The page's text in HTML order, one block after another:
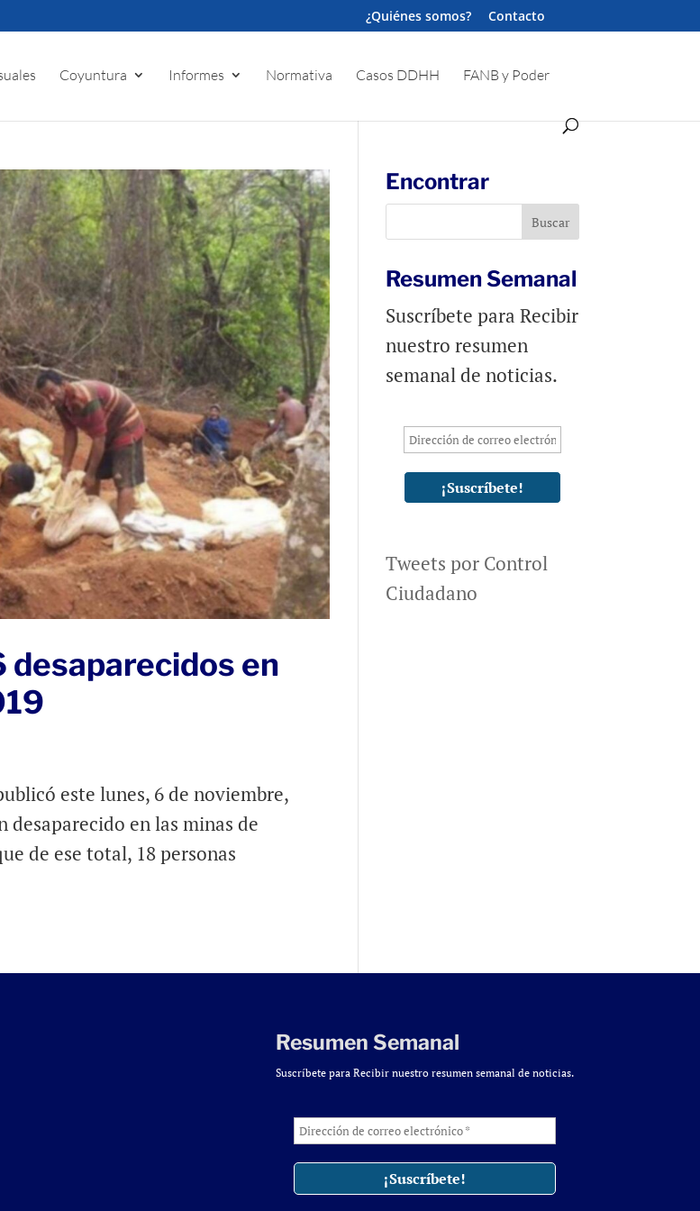
¿Quiénes somos? Contacto
Coyuntura Informes Normativa Casos DDHH FANB y Poder
desaparecidos en
este lunes, 6 de noviembre,
desaparecido en las minas de
de ese total, 18 personas
Encontrar
Resumen Semanal
Suscríbete para Recibir
nuestro resumen
semanal de noticias.
Tweets por Control
Ciudadano
Resumen Semanal
Suscríbete para Recibir nuestro resumen semanal de noticias.